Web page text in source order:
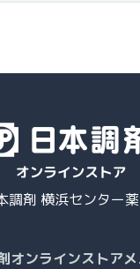
調剤 横浜センター
オンラインストア